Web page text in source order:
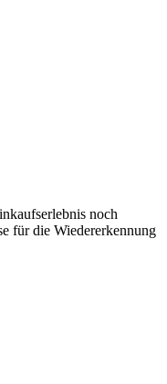
noch
für die Wiedererkennung